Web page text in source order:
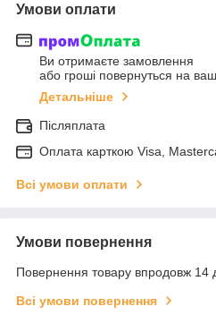
Умови оплати
Ви отримаєте замовлення
або гроші повернуться на
Детальніше
Післяплата
Оплата карткою Visa,
Всі умови оплати
Умови повернення
Повернення товару впродовж 14
Всі умови повернення